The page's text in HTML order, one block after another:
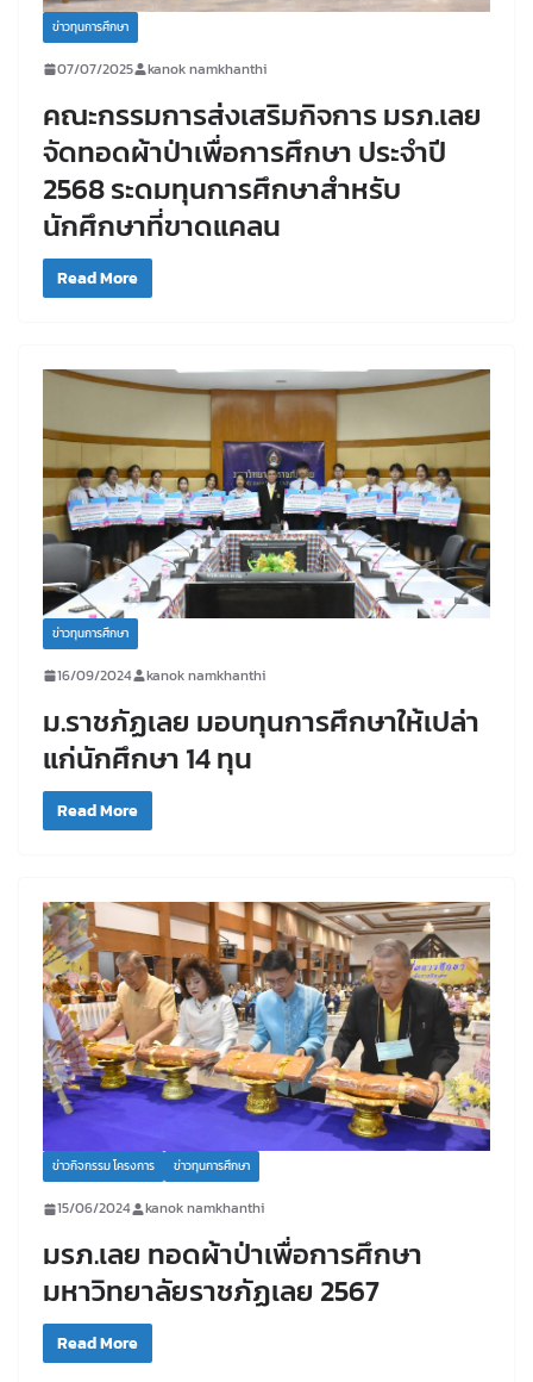
ข่าวทุนการศึกษา
07/07/2025 kanok namkhanthi
คณะกรรมการส่งเสริมกิจการ มรภ.เลย
จัดทอดผ้าป่าเพื่อการศึกษา ประจำปี
2568 ระดมทุนการศึกษาสำหรับ
นักศึกษาที่ขาดแคลน
Read More
ข่าวทุนการศึกษา
16/09/2024 kanok namkhanthi
ม.ราชภัฏเลย มอบทุนการศึกษาให้เปล่า
แก่นักศึกษา 14 ทุน
Read More
ข่าวกิจกรรม โครงการ ข่าวทุนการศึกษา
15/06/2024 kanok namkhanthi
มรภ.เลย ทอดผ้าป่าเพื่อการศึกษา
มหาวิทยาลัยราชภัฏเลย 2567
Read More